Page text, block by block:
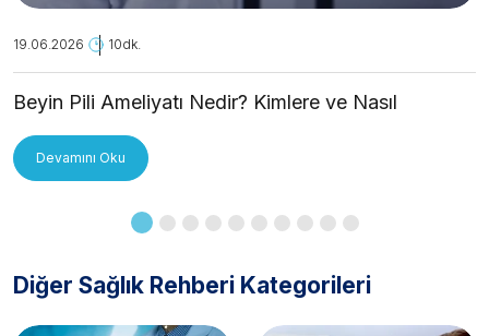
19.06.2026 10dk.
Beyin Pili Ameliyatı Nedir? Kimlere ve Nasıl
Devamını Oku
Diğer Sağlık Rehberi Kategorileri